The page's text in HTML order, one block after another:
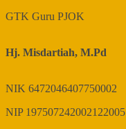
GTK Guru PJOK
Hj. Misdartiah, M.Pd
NIK 6472046407750002
NIP 197507242002122005